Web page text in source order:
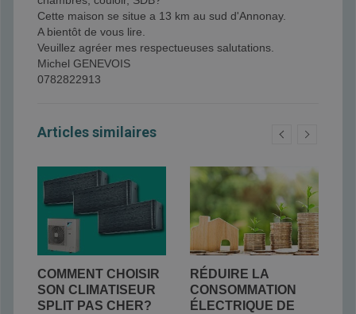
Cette maison se situe a 13 km au sud d'Annonay.
A bientôt de vous lire.
Veuillez agréer mes respectueuses salutations.
Michel GENEVOIS
0782822913
Articles similaires
COMMENT CHOISIR
SON CLIMATISEUR
SPLIT PAS CHER?
RÉDUIRE LA
CONSOMMATION
ÉLECTRIQUE DE